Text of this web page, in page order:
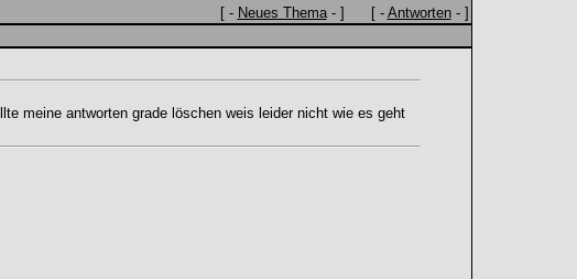
[ - Neues Thema- ] [ - Antworten- ]
meine antworten grade löschen weis leider nicht wie es geht